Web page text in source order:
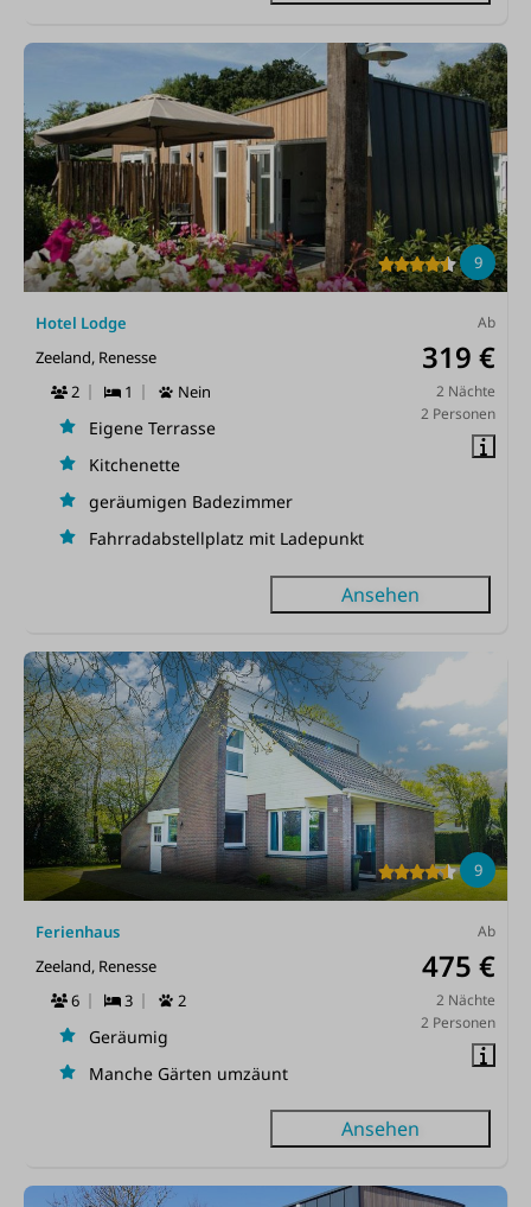
9
Ab
319 €
2 Nächte
2 Personen
Hotel Lodge
Zeeland, Renesse
2
1 Nein
Eigene Terrasse
Kitchenette
geräumigen Badezimmer
Fahrradabstellplatz mit Ladepunkt
Ansehen
9
Ab
475 €
2 Nächte
2 Personen
Ferienhaus
Zeeland, Renesse
6
3 2
Geräumig
Manche Gärten umzäunt
Ansehen